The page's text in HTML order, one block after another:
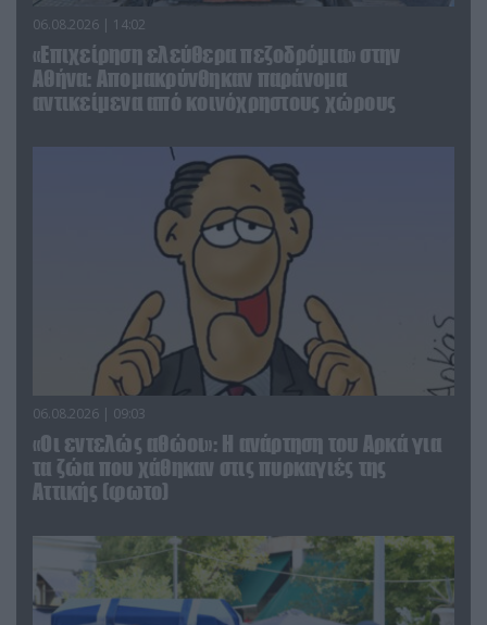
06.08.2026 | 14:02
«Επιχείρηση ελεύθερα πεζοδρόμια» στην
Αθήνα: Απομακρύνθηκαν παράνομα
αντικείμενα από κοινόχρηστους χώρους
06.08.2026 | 09:03
«Οι εντελώς αθώοι»: Η ανάρτηση του Αρκά για
τα ζώα που χάθηκαν στις πυρκαγιές της
Αττικής (φωτο)